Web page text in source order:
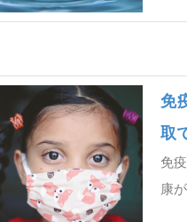
免
取
免
康